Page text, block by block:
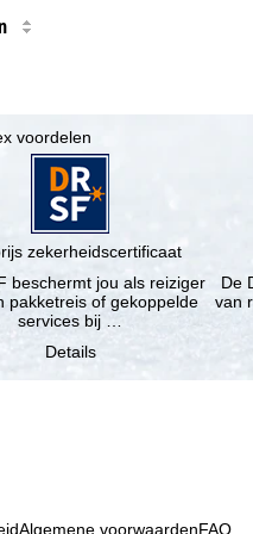
voordelen
zekerheidscertificaat
beschermt jou als reiziger
services bij …
Details
De
van
Algemene voorwaardenFAQ